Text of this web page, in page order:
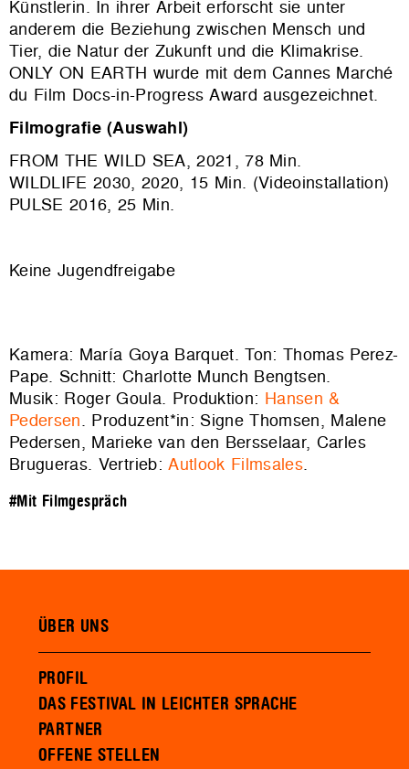
Künstlerin. In ihrer Arbeit erforscht sie unter
anderem die Beziehung zwischen Mensch und
Tier, die Natur der Zukunft und die Klimakrise.
ONLY ON EARTH wurde mit dem Cannes Marché
du Film Docs-in-Progress Award ausgezeichnet.
Filmografie (Auswahl)
FROM THE WILD SEA, 2021, 78 Min.
WILDLIFE 2030, 2020, 15 Min. (Videoinstallation)
PULSE 2016, 25 Min.
Keine Jugendfreigabe
Kamera: María Goya Barquet. Ton: Thomas Perez-
Pape. Schnitt: Charlotte Munch Bengtsen.
Musik: Roger Goula. Produktion: Hansen &
Pedersen. Produzent*in: Signe Thomsen, Malene
Pedersen, Marieke van den Bersselaar, Carles
Brugueras. Vertrieb:Autlook Filmsales.
#Mit Filmgespräch
ÜBER UNS
PROFIL
DAS FESTIVAL IN LEICHTER SPRACHE
PARTNER
OFFENE STELLEN